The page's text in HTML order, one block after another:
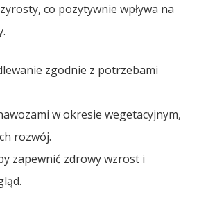
co pozytywnie wpływa na
zgodnie z potrzebami
w okresie wegetacyjnym,
rozwój.
zapewnić zdrowy wzrost i